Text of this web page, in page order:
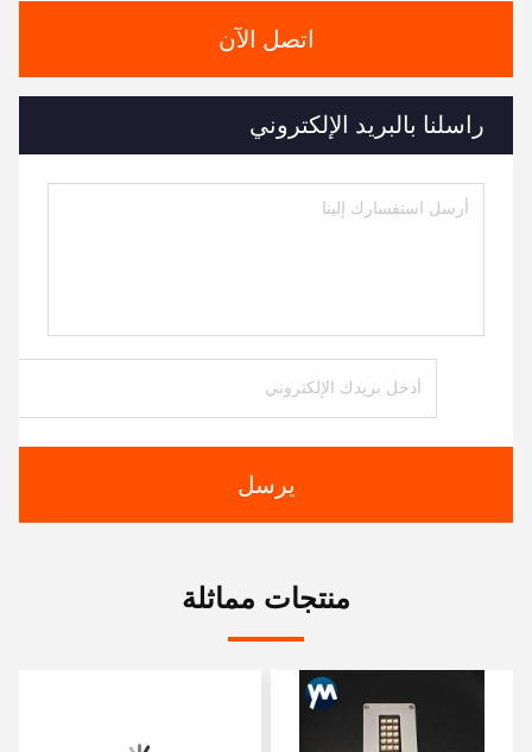
اتصل الآن
راسلنا بالبريد الإلكتروني
يرسل
منتجات مماثلة